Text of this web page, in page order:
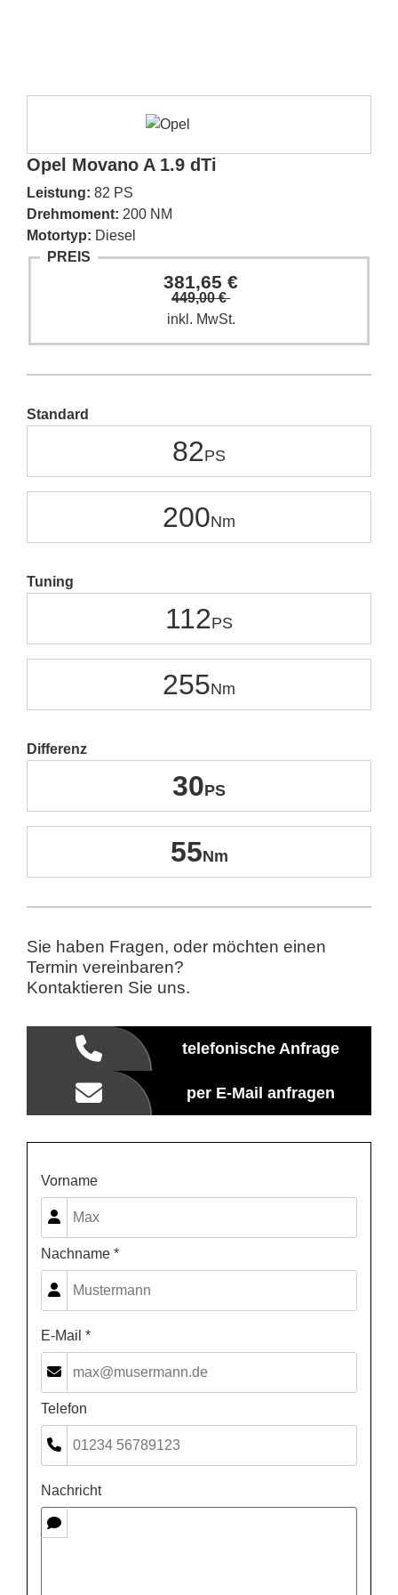
Opel Movano A 1.9 dTi
Leistung: 82 PS
Drehmoment: 200 NM
Motortyp: Diesel
PREIS
381,65 €
449,00 €
inkl. MwSt.
Standard
82
200
Tuning
112
255
Differenz
30
55
Sie haben Fragen, oder möchten einen
Termin vereinbaren?
Kontaktieren Sie uns.
telefonische Anfrage
per E-Mail anfragen
Vorname
Nachname *
E-Mail *
Telefon
Nachricht